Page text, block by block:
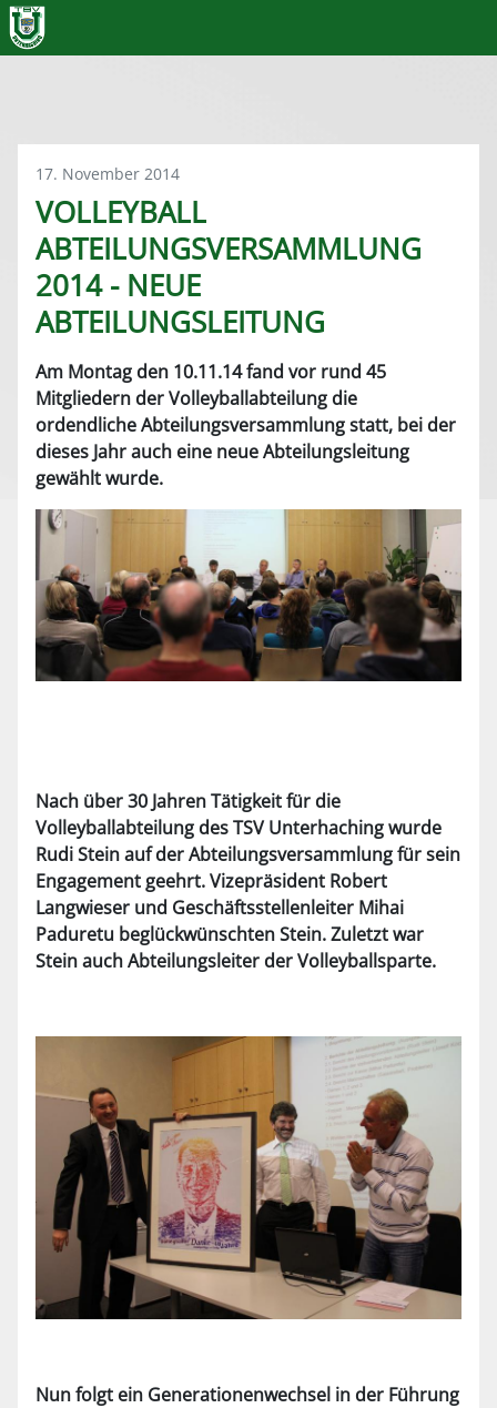
17. November 2014
VOLLEYBALL
ABTEILUNGSVERSAMMLUNG
2014 - NEUE
ABTEILUNGSLEITUNG
Am Montag den 10.11.14 fand vor rund 45
Mitgliedern der Volleyballabteilung die
ordendliche Abteilungsversammlung statt, bei der
dieses Jahr auch eine neue Abteilungsleitung
gewählt wurde.
Nach über 30 Jahren Tätigkeit für die
Volleyballabteilung des TSV Unterhaching wurde
Rudi Stein auf der Abteilungsversammlung für sein
Engagement geehrt. Vizepräsident Robert
Langwieser und Geschäftsstellenleiter Mihai
Paduretu beglückwünschten Stein. Zuletzt war
Stein auch Abteilungsleiter der Volleyballsparte.
Nun folgt ein Generationenwechsel in der Führung